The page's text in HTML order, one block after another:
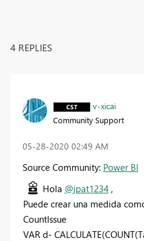
4 REPLIES
v-xicai
Community Support
‎05-28-2020 02:49 AM
Source Community: Power BI
Hola @jpat1234,
Puede crear una medida
CountIssue
VAR d-